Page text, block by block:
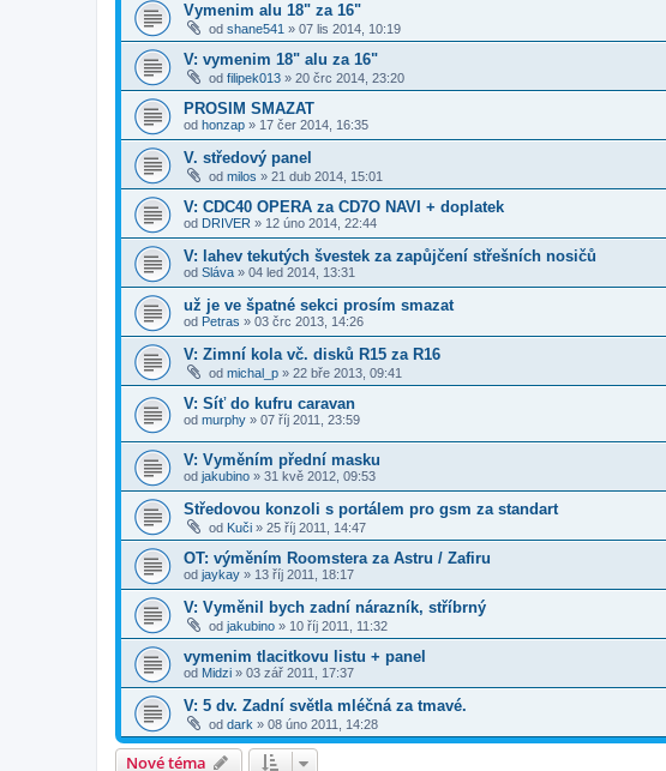
Vymenim alu 18" za 16"
od shane541 » 07 lis 2014, 10:19
V: vymenim 18" alu za 16"
od filipek013 » 20 črc 2014, 23:20
PROSIM SMAZAT
od honzap » 17 čer 2014, 16:35
V. středový panel
od milos » 21 dub 2014, 15:01
V: CDC40 OPERA za CD7O NAVI + doplatek
od DRIVER » 12 úno 2014, 22:44
V: lahev tekutých švestek za zapůjčení střešních nosičů
od Sláva » 04 led 2014, 13:31
už je ve špatné sekci prosím smazat
od Petras » 03 črc 2013, 14:26
V: Zimní kola vč. disků R15 za R16
od michal_p » 22 bře 2013, 09:41
V: Síť do kufru caravan
od murphy » 07 říj 2011, 23:59
V: Vyměním přední masku
od jakubino » 31 kvě 2012, 09:53
Středovou konzoli s portálem pro gsm za standart
od Kuči » 25 říj 2011, 14:47
OT: výměním Roomstera za Astru / Zafiru
od jaykay » 13 říj 2011, 18:17
V: Vyměnil bych zadní nárazník, stříbrný
od jakubino » 10 říj 2011, 11:32
vymenim tlacitkovu listu + panel
od Midzi » 03 zář 2011, 17:37
V: 5 dv. Zadní světla mléčná za tmavé.
od dark » 08 úno 2011, 14:28
Nové téma